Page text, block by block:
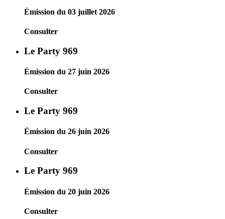
Émission du 03 juillet 2026
Consulter
Le Party 969
Émission du 27 juin 2026
Consulter
Le Party 969
Émission du 26 juin 2026
Consulter
Le Party 969
Émission du 20 juin 2026
Consulter